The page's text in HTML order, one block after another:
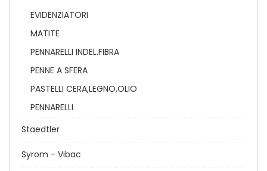
EVIDENZIATORI
MATITE
PENNARELLI INDEL.FIBRA
PENNE A SFERA
PASTELLI CERA,LEGNO,OLIO
PENNARELLI
Staedtler
Syrom - Vibac